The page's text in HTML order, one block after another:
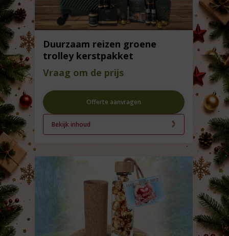
Duurzaam reizen groene
trolley kerstpakket
Vraag om de prijs
Offerte aanvragen
Bekijk inhoud